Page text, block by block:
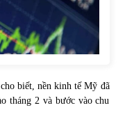
tục tăng mạnh
biết, nền kinh tế Mỹ đã
tháng 2 và bước vào chu